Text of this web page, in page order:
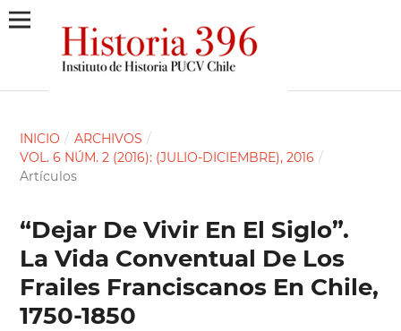
INICIO / ARCHIVOS /
VOL. 6 NÚM. 2 (2016): (JULIO-DICIEMBRE), 2016 /
Artículos
“Dejar De Vivir En El Siglo”.
La Vida Conventual De Los
Frailes Franciscanos En Chile,
1750-1850